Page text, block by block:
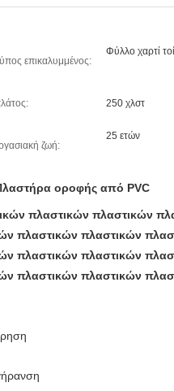
επικαλυμμένος:
Φύλλο χαρτί
250 χλστ
ζωή:
25 ετών
οροφής από PVC
πλαστικών πλαστικών
πλαστικών πλαστικών
πλαστικών πλαστικών
πλαστικών πλαστικών